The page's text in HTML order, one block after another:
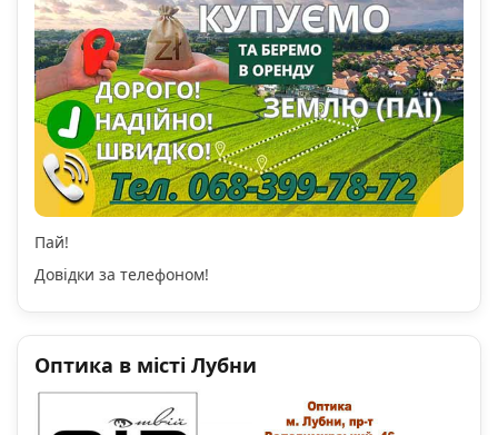
Пай!
Довідки за телефоном!
Оптика в місті Лубни